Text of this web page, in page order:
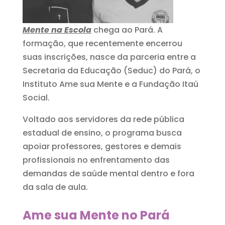
Mente na Escolachega ao Pará. A
formação, que recentemente encerrou
suas inscrições, nasce da parceria entre a
Secretaria da Educação (Seduc) do Pará, o
Instituto Ame sua Mente e a Fundação Itaú
Social.
Voltado aos servidores da rede pública
estadual de ensino, o programa busca
apoiar professores, gestores e demais
profissionais no enfrentamento das
demandas de saúde mental dentro e fora
da sala de aula.
Ame sua Mente no Pará